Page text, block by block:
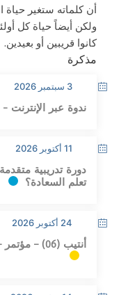
أن كلماته ستغير حياة
ولكن أيضاً حياة كل
كانوا قريبين أو بعيدين.
مذكرة
3 سبتمبر 2026
ندوة عبر الإنترنت
11 أكتوبر 2026
دورة تدريبية
تعلم السعادة؟
24 أكتوبر 2026
أنتيب (06) – مؤتمر – وجهات نظر فلسفية حول الحب